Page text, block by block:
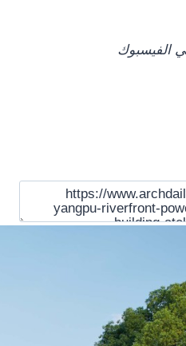
الفيسبوك